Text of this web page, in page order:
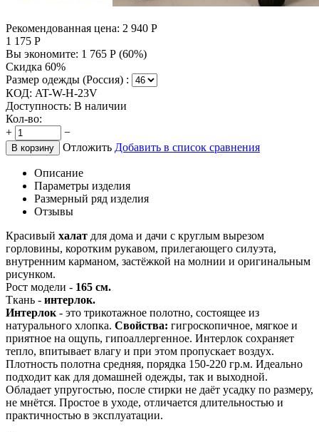
Рекомендованная цена: 2 940 Р
1 175 Р
Вы экономите: 1 765 Р (60%)
Скидка 60%
Размер одежды (Россия) :
КОД: AT-W-H-23V
Доступность: В наличии
Кол-во:
+
−
В корзину Отложить Добавить в список сравнения
Описание
Параметры изделия
Размерный ряд изделия
Отзывы
Красивый халат для дома и дачи с круглым вырезом
горловины, коротким рукавом, прилегающего силуэта,
внутренним карманом, застёжкой на молнии и оригинальным
рисунком.
Рост модели - 165 см.
Ткань - интерлок.
Интерлок - это трикотажное полотно, состоящее из
натурального хлопка. Свойства: гигроскопичное, мягкое и
приятное на ощупь, гипоаллергенное. Интерлок сохраняет
тепло, впитывает влагу и при этом пропускает воздух.
Плотность полотна средняя, порядка 150-220 гр.м. Идеально
подходит как для домашней одежды, так и выходной.
Обладает упругостью, после стирки не даёт усадку по размеру,
не мнётся. Простое в уходе, отличается длительностью и
практичностью в эксплуатации.